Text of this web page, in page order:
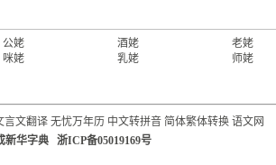
公姥 酒姥
老姥
咪姥 乳姥
师姥
言文翻译 无忧万年历 中文转拼音 简体繁体转换 语文网
华字典 浙ICP备05019169号